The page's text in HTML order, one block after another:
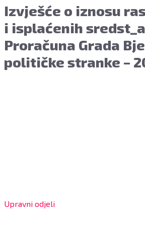
Izvješće o iznosu
i isplaćenih
Proračuna Grada
političke stranke –
Upravni odjeli